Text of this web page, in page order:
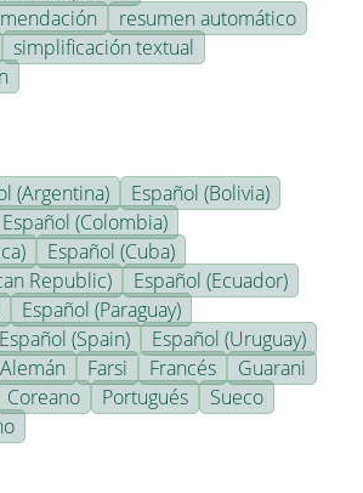
resumen automático
simplificación textual
(Argentina)
Español (Bolivia)
Español (Colombia)
Español (Cuba)
Republic)
Español (Ecuador)
Español (Paraguay)
Español (Spain)
Español (Uruguay)
Alemán Farsi Francés
Guarani
Coreano Portugués
Sueco